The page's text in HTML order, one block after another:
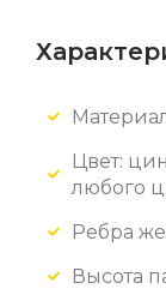
Цвет:
любого
Ребра
Высота